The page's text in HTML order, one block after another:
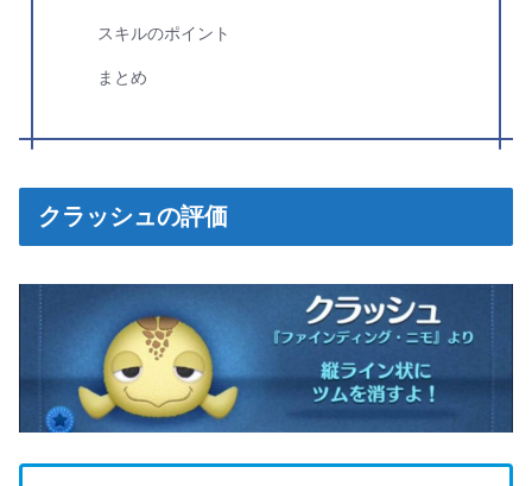
スキルのポイント
まとめ
クラッシュの評価